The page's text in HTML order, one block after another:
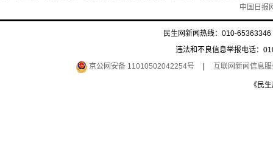
中国日报
民生网新闻热线：010-
违法和不良信息举报电话：
京公网安备 11010502042254号
互联网新闻信息
《民